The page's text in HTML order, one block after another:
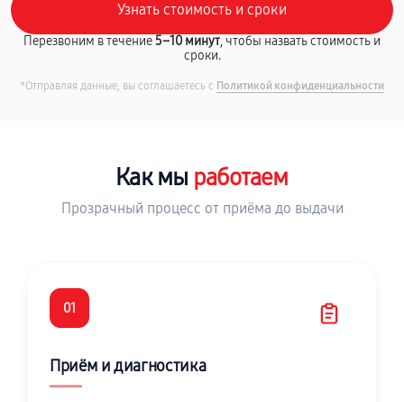
Перезвоним в течение5–10 минут, чтобы назвать стоимость и
сроки.
*Отправляя данные, вы соглашаетесь с Политикой конфиденциальности
Как мы работаем
Прозрачный процесс от приёма до выдачи
01
Приём и диагностика